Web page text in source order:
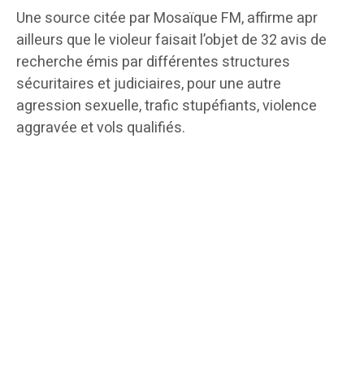
Une source citée par Mosaïque FM, affirme apr
ailleurs que le violeur faisait l’objet de 32 avis de
recherche émis par différentes structures
sécuritaires et judiciaires, pour une autre
agression sexuelle, trafic stupéfiants, violence
aggravée et vols qualifiés.